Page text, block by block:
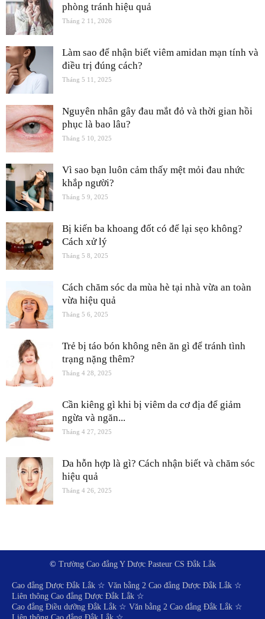
phòng tránh hiệu quả
Tháng 2 11, 2026
Làm sao để nhận biết viêm amidan mạn tính và
điều trị đúng cách?
Tháng 5 11, 2025
Nguyên nhân gây đau mắt đỏ và thời gian hồi
phục là bao lâu?
Tháng 5 10, 2025
Vì sao bạn luôn cảm thấy mệt mỏi đau nhức
khắp người?
Tháng 5 9, 2025
Bị kiến ba khoang đốt có để lại sẹo không?
Cách xử lý
Tháng 5 8, 2025
Cách chăm sóc da mùa hè tại nhà vừa an toàn
vừa hiệu quả
Tháng 5 6, 2025
Trẻ bị táo bón không nên ăn gì để tránh tình
trạng nặng thêm?
Tháng 4 28, 2025
Cần kiêng gì khi bị viêm da cơ địa để giảm
ngừa và ngăn...
Tháng 4 27, 2025
Da hỗn hợp là gì? Cách nhận biết và chăm sóc
hiệu quả
Tháng 4 26, 2025
© Trường Cao đẳng Y Dược Pasteur CS Đắk Lắk
Cao đẳng Dược Đắk Lắk ☆ Văn bằng 2 Cao đẳng Dược Đắk Lắk ☆
Liên thông Cao đẳng Dược Đắk Lắk ☆
Cao đẳng Điều dưỡng Đắk Lắk ☆ Văn bằng 2 Cao đẳng Đắk Lắk ☆
Liên thông Cao đẳng Đắk Lắk ☆